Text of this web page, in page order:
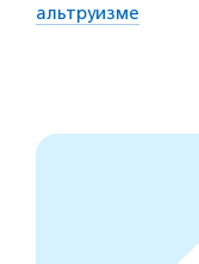
альтруизме